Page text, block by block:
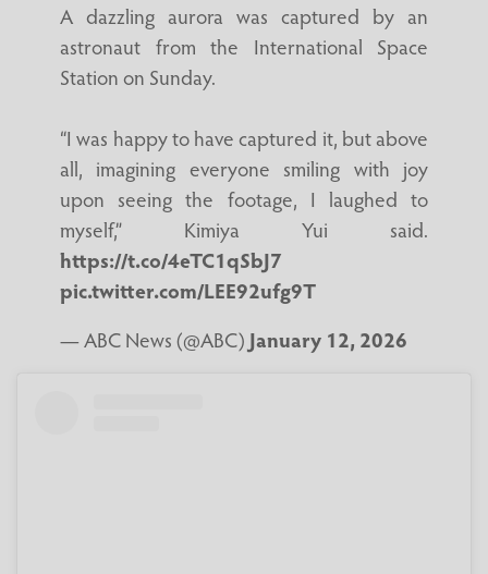
A dazzling aurora was captured by an
astronaut from the International Space
Station on Sunday.
“I was happy to have captured it, but above
all, imagining everyone smiling with joy
upon seeing the footage, I laughed to
myself,” Kimiya Yui said.
https://t.co/4eTC1qSbJ7
pic.twitter.com/LEE92ufg9T
— ABC News (@ABC) January 12, 2026